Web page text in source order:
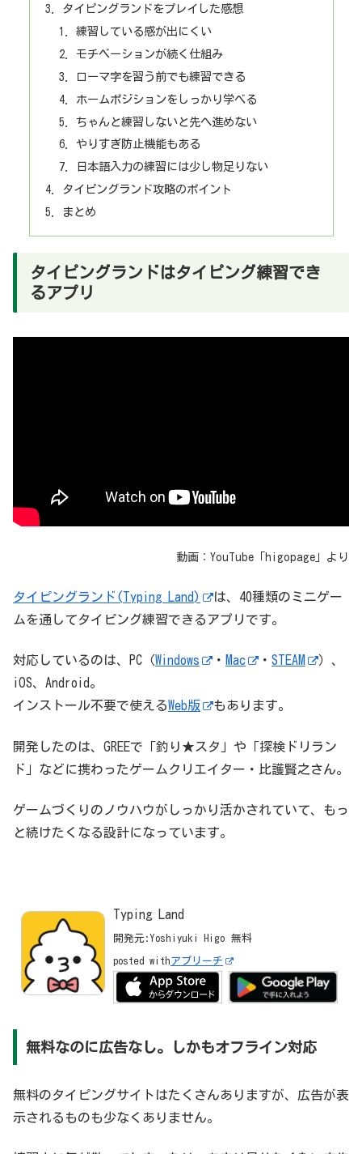
タイピングランドをプレイした感想
練習している感が出にくい
モチベーションが続く仕組み
ローマ字を習う前でも練習できる
ホームポジションをしっかり学べる
ちゃんと練習しないと先へ進めない
やりすぎ防止機能もある
日本語入力の練習には少し物足りない
タイピングランド攻略のポイント
まとめ
タイピングランドはタイピング練習でき
るアプリ
動画：YouTube「 higopage 」より
タイピングランド(Typing Land)
は、40種類のミニゲー
ムを通してタイピング練習できるアプリです。
対応しているのは、PC（Windows ・ Mac ・ STEAM
）、
iOS、Android。
インストール不要で使えるWeb版 もあります。
開発したのは、GREEで「釣り★スタ」や「探検ドリラン
ド」などに携わったゲームクリエイター・比護賢之さん。
ゲームづくりのノウハウがしっかり活かされていて、もっ
と続けたくなる設計になっています。
Typing Land
開発元:Yoshiyuki Higo 無料
posted withアプリーチ
無料なのに広告なし。しかもオフライン対応
無料のタイピングサイトはたくさんありますが、広告が表
示されるものも少なくありません。